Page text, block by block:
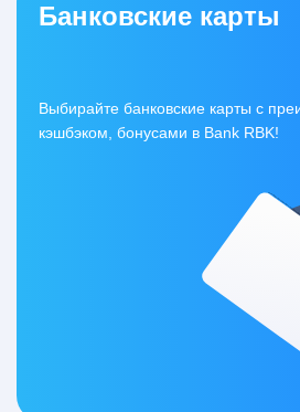
Банковские карты
Выбирайте банковские карты с
кэшбэком, бонусами в Bank RBK!